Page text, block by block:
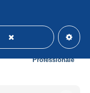
grammes longueur
Professionale